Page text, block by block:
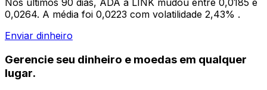
Nos últimos 90 dias, ADA a LINK mudou entre 0,0185 e
0,0264. A média foi 0,0223 com volatilidade 2,43% .
Enviar dinheiro
Gerencie seu dinheiro e moedas em qualquer
lugar.